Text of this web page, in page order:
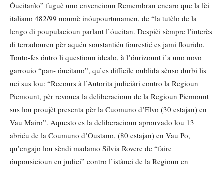
Óucitanìo” fuguè uno envencioun Remembran encaro que la lèi
italiano 482/99 noumè inóupourtunamen, de “la tutèlo de la
lengo di poupulacioun parlant l’óucitan. Despièi sèmpre l’interès
di terradouren pèr aquéu soustantiéu fourestié es jami flourido.
Touto-fes óutro li questioun idealo, à l’óurizount i’a uno novo
garrouio “pan- óucitano”, qu’es difficile oublida sènso durbi lis
uei sus lou: “Recours à l’Autorita judiciàri contro la Regioun
Piemount, pèr revouca la deliberacioun de la Regioun Piemount
sus lou proujèt presenta pèr la Cuomuno d’Elvo (30 estajan) en
Vau Mairo”. Aquesto es la deliberacioun aprouvado lou 13
abriéu de la Coumuno d’Oustano, (80 estajan) en Vau Po,
qu’engajo lou sèndi madamo Silvia Rovere de “faire
óupousicioun en judici” contro l’istànci de la Regioun en